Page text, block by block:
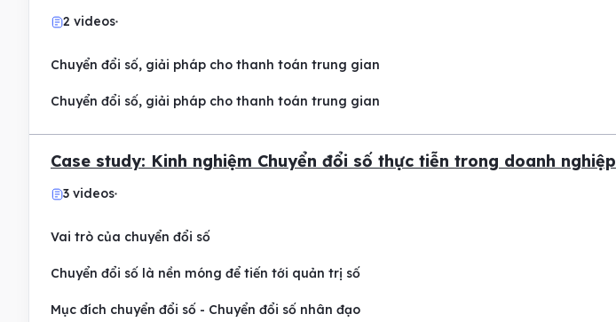
2 videos
Chuyển đổi số, giải pháp cho thanh toán trung gian
Chuyển đổi số, giải pháp cho thanh toán trung gian
Case study: Kinh nghiệm Chuyển đổi số thực tiễn trong doanh nghiệp
3 videos
Vai trò của chuyển đổi số
Chuyển đổi số là nền móng để tiến tới quản trị số
Mục đích chuyển đổi số - Chuyển đổi số nhân đạo